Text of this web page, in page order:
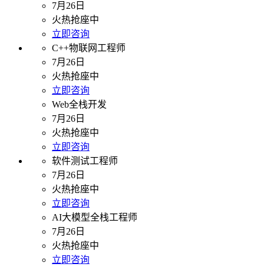
7月26日
火热抢座中
立即咨询
C++物联网工程师
7月26日
火热抢座中
立即咨询
Web全栈开发
7月26日
火热抢座中
立即咨询
软件测试工程师
7月26日
火热抢座中
立即咨询
AI大模型全栈工程师
7月26日
火热抢座中
立即咨询